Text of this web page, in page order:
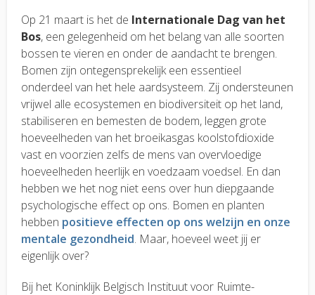
Op 21 maart is het de Internationale Dag van het
Bos, een gelegenheid om het belang van alle soorten
bossen te vieren en onder de aandacht te brengen.
Bomen zijn ontegensprekelijk een essentieel
onderdeel van het hele aardsysteem. Zij ondersteunen
vrijwel alle ecosystemen en biodiversiteit op het land,
stabiliseren en bemesten de bodem, leggen grote
hoeveelheden van het broeikasgas koolstofdioxide
vast en voorzien zelfs de mens van overvloedige
hoeveelheden heerlijk en voedzaam voedsel. En dan
hebben we het nog niet eens over hun diepgaande
psychologische effect op ons. Bomen en planten
hebben positieve effecten op ons welzijn en onze
mentale gezondheid. Maar, hoeveel weet jij er
eigenlijk over?
Bij het Koninklijk Belgisch Instituut voor Ruimte-